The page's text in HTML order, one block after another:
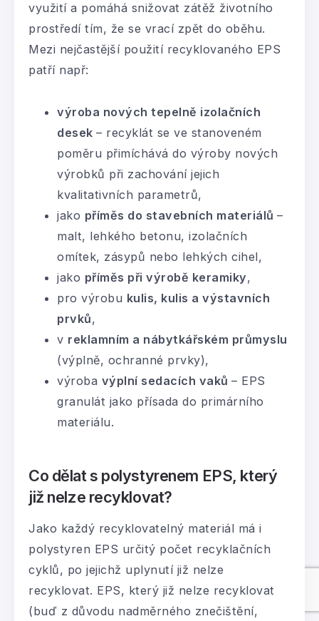
využití a pomáhá snižovat zátěž životního
prostředí tím, že se vrací zpět do oběhu.
Mezi nejčastější použití recyklovaného EPS
patří např:
výroba nových tepelně izolačních
desek – recyklát se ve stanoveném
poměru přimíchává do výroby nových
výrobků při zachování jejich
kvalitativních parametrů,
jako příměs do stavebních materiálů –
malt, lehkého betonu, izolačních
omítek, zásypů nebo lehkých cihel,
jako příměs při výrobě keramiky,
pro výrobu kulis, kulis a výstavních
prvků,
v reklamním a nábytkářském průmyslu
(výplně, ochranné prvky),
výroba výplní sedacích vaků – EPS
granulát jako přísada do primárního
materiálu.
Co dělat s polystyrenem EPS, který
již nelze recyklovat?
Jako každý recyklovatelný materiál má i
polystyren EPS určitý počet recyklačních
cyklů, po jejichž uplynutí již nelze
recyklovat. EPS, který již nelze recyklovat
(buď z důvodu nadměrného znečištění,